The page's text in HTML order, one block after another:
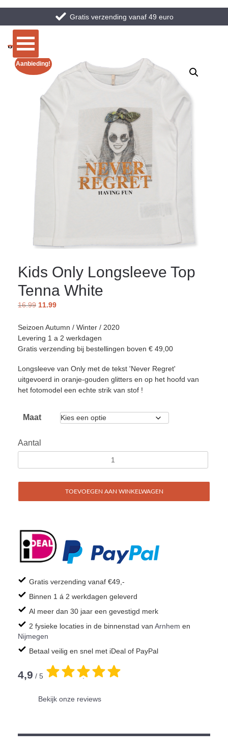
Gratis verzending vanaf 49 euro
Aanbieding!
Kids Only Longsleeve Top
Tenna White
16.99 11.99
Seizoen Autumn / Winter / 2020
Levering 1 a 2 werkdagen
Gratis verzending bij bestellingen boven € 49,00
Longsleeve van Only met de tekst 'Never Regret'
uitgevoerd in oranje-gouden glitters en op het hoofd van
het fotomodel een echte strik van stof !
Maat
Aantal
TOEVOEGEN AAN WINKELWAGEN
Gratis verzending vanaf €49,-
Binnen 1 á 2 werkdagen geleverd
Al meer dan 30 jaar een gevestigd merk
2 fysieke locaties in de binnenstad van Arnhem en
Nijmegen
Betaal veilig en snel met iDeal of PayPal
4,9 / 5 .
Bekijk onze reviews